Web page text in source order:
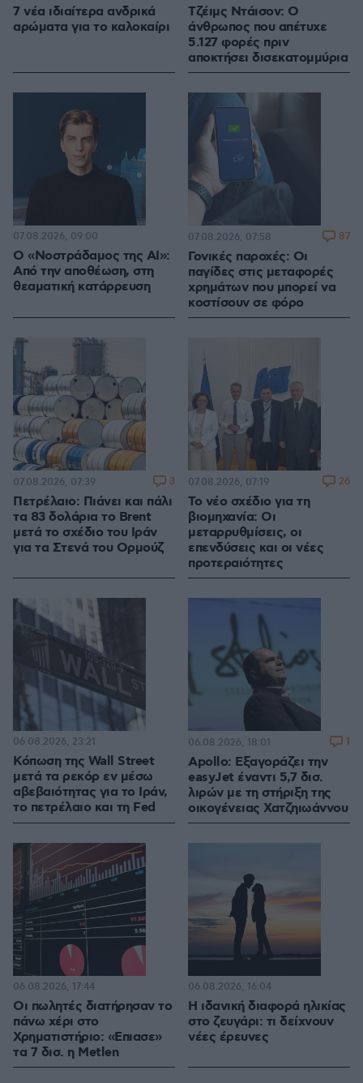
7 νέα ιδιαίτερα ανδρικά
αρώματα για το καλοκαίρι
Τζέιμς Ντάισον: Ο
άνθρωπος που απέτυχε
5.127 φορές πριν
αποκτήσει δισεκατομμύρια
Ο «Νοστράδαμος της AI»:
Από την αποθέωση, στη
θεαματική κατάρρευση
07.08.2026, 09:00
Γονικές παροχές: Οι
παγίδες στις μεταφορές
χρημάτων που μπορεί να
κοστίσουν σε φόρο
07.08.2026, 07:58 87
Πετρέλαιο: Πιάνει και πάλι
τα 83 δολάρια το Brent
μετά το σχέδιο του Ιράν
για τα Στενά του Ορμούζ
07.08.2026, 07:39 3
Το νέο σχέδιο για τη
βιομηχανία: Οι
μεταρρυθμίσεις, οι
επενδύσεις και οι νέες
προτεραιότητες
07.08.2026, 07:19 26
Κόπωση της Wall Street
μετά τα ρεκόρ εν μέσω
αβεβαιότητας για το Ιράν,
το πετρέλαιο και τη Fed
06.08.2026, 23:21
Apollo: Εξαγοράζει την
easyJet έναντι 5,7 δισ.
λιρών με τη στήριξη της
οικογένειας Χατζηιωάννου
06.08.2026, 18:01 1
Οι πωλητές διατήρησαν το
πάνω χέρι στο
Χρηματιστήριο: «Επιασε»
τα 7 δισ. η Metlen
06.08.2026, 17:44
Η ιδανική διαφορά ηλικίας
στο ζευγάρι: τι δείχνουν
νέες έρευνες
06.08.2026, 16:04